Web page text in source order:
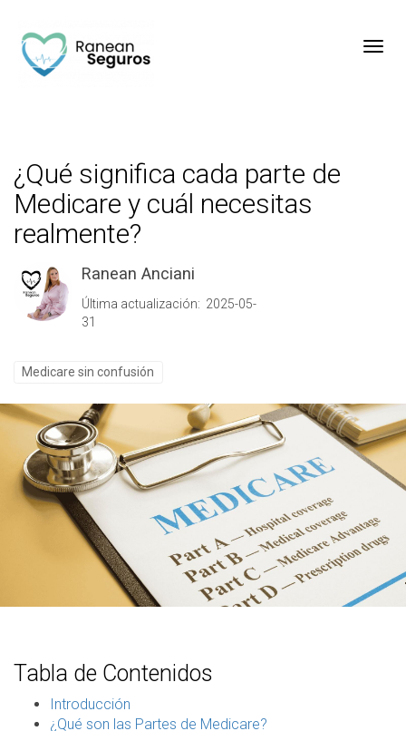
¿Qué significa cada parte de
Medicare y cuál necesitas
realmente?
Ranean Anciani
Última actualización: 2025-05-
31
Medicare sin confusión
Tabla de Contenidos
Introducción
¿Qué son las Partes de Medicare?